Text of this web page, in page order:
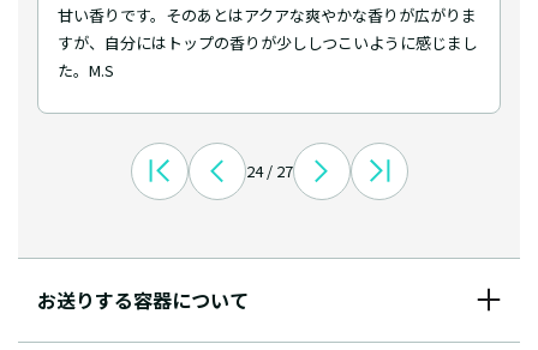
甘い香りです。そのあとはアクアな爽やかな香りが広がりま
すが、自分にはトップの香りが少ししつこいように感じまし
た。M.S
24 / 27
お送りする容器について